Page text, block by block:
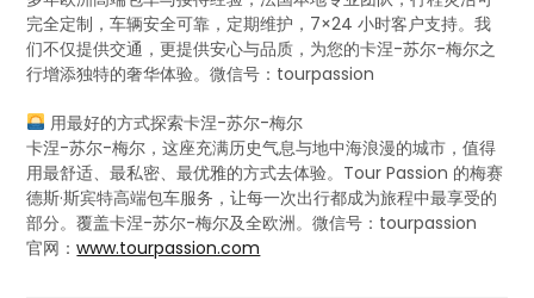
完全定制，车辆安全可靠，定期维护，7×24 小时客户支持。我
们不仅提供交通，更提供安心与品质，为您的卡涅-苏尔-梅尔之
行增添独特的奢华体验。微信号：tourpassion
用最好的方式探索卡涅-苏尔-梅尔
卡涅-苏尔-梅尔，这座充满历史气息与地中海浪漫的城市，值得
用最舒适、最私密、最优雅的方式去体验。Tour Passion 的梅赛
德斯·斯宾特高端包车服务，让每一次出行都成为旅程中最享受的
部分。覆盖卡涅-苏尔-梅尔及全欧洲。微信号：tourpassion
官网：www.tourpassion.com